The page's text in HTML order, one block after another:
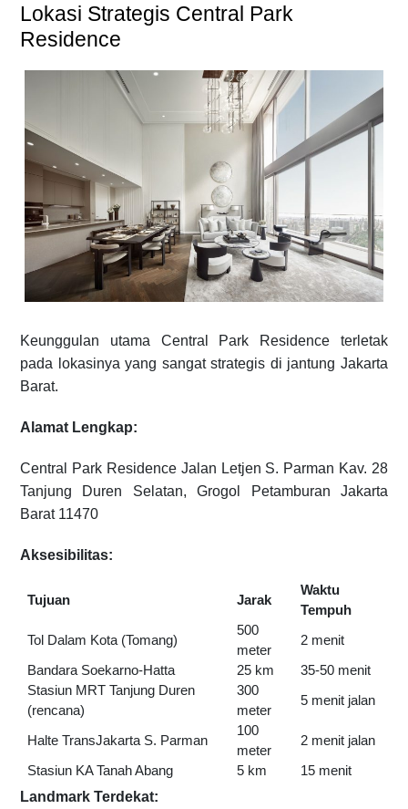
Lokasi Strategis Central Park
Residence
Keunggulan utama Central Park Residence terletak
pada lokasinya yang sangat strategis di jantung Jakarta
Barat.
Alamat Lengkap:
Central Park Residence Jalan Letjen S. Parman Kav. 28
Tanjung Duren Selatan, Grogol Petamburan Jakarta
Barat 11470
Aksesibilitas:
Tujuan Jarak
Waktu
Tempuh
Tol Dalam Kota (Tomang)
500
meter
2 menit
Bandara Soekarno-Hatta
25 km
35-50 menit
Stasiun MRT Tanjung Duren
(rencana)
300
meter
5 menit jalan
Halte TransJakarta S. Parman
100
meter
2 menit jalan
Stasiun KA Tanah Abang
5 km
15 menit
Landmark Terdekat: